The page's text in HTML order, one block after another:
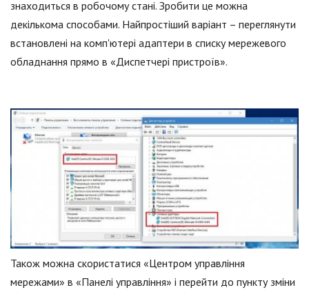
знаходиться в робочому стані. Зробити це можна
декількома способами. Найпростіший варіант – переглянути
встановлені на комп'ютері адаптери в списку мережевого
обладнання прямо в «Диспетчері пристроїв».
Також можна скористатися «Центром управління
мережами» в «Панелі управління» і перейти до пункту зміни